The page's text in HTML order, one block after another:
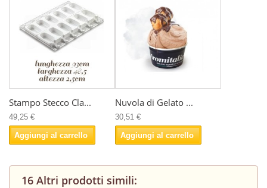
Stampo Stecco Cla...
49,25 €
Aggiungi al carrello
Nuvola di Gelato ...
30,51 €
Aggiungi al carrello
16 Altri prodotti simili: